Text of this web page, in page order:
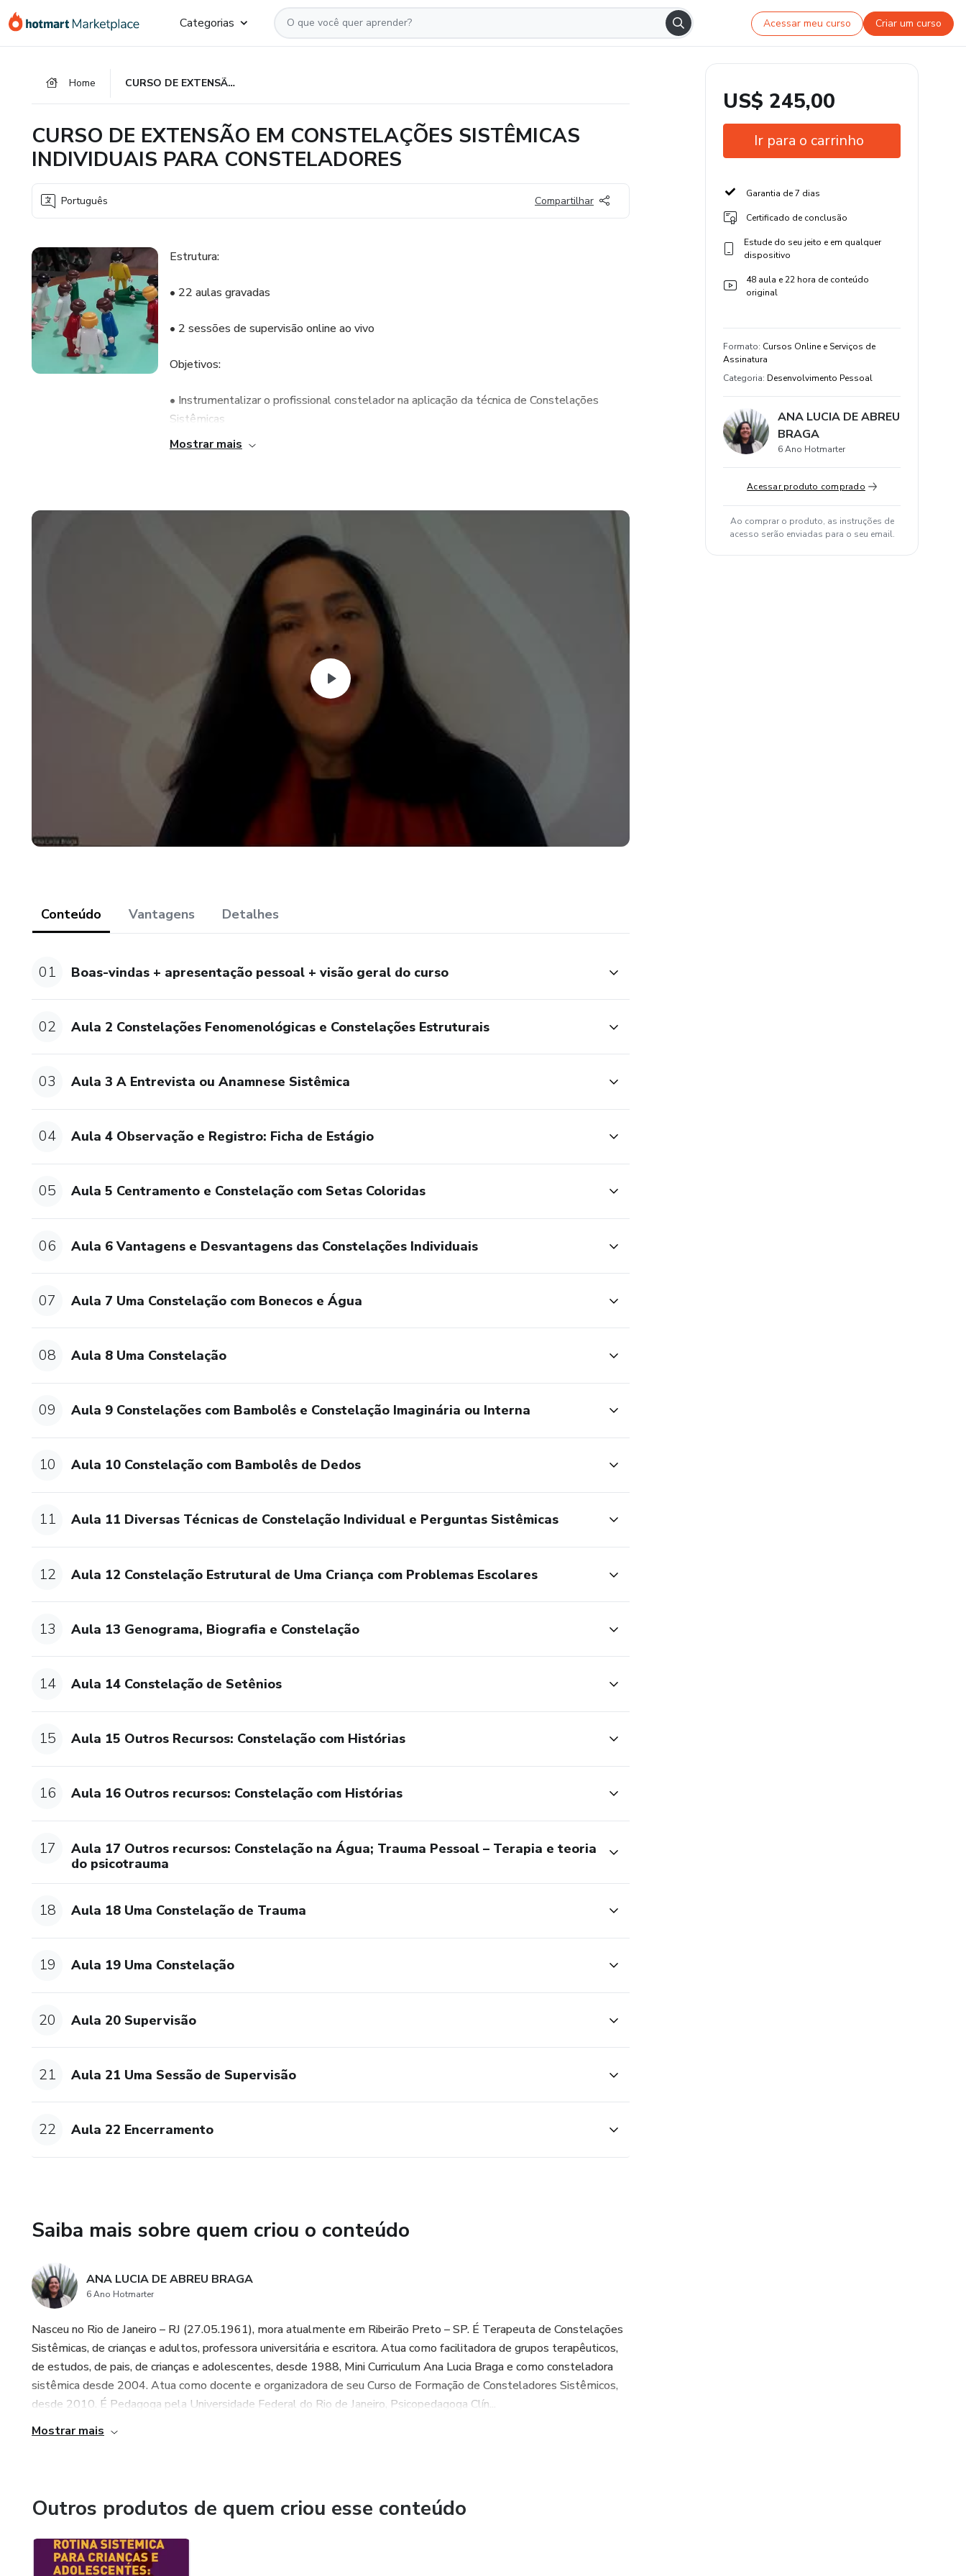
para
para
para
Categorias Acessar meu curso Criar um curso
Home CURSO DE EXTENSÃO EM CONSTELAÇÕES SISTÊMICAS INDIVIDUAIS PARA CONSTELADORES
CURSO DE EXTENSÃO EM CONSTELAÇÕES SISTÊMICAS
INDIVIDUAIS PARA CONSTELADORES
Português Compartilhar
Estrutura:
• 22 aulas gravadas
• 2 sessões de supervisão online ao vivo
Objetivos:
• Instrumentalizar o profissional constelador na aplicação da técnica de Constelações
Sistêmicas
Organizacionais, em consultório, com a utilização de bonecos ou figuras, utilizando
diferentes técnicas
Metodologia:
• Leituras orientadas
• Exercícios práticos - experimentação do conhecimento
• Várias constelações gravadas, com diferentes técnicas e temas
• Sugestão de Grupo de Estudos Orientado
• Textos disponíveis em PDF, em cada aula
• Participação em uma sessão de supervisão online, em grupo, com horário a ser combinado
Assuntos abordados:
• Entrevista sistêmica
• Diversas técnicas de constelações individuais: âncoras de chão, figuras, bonecos,
• Constelações para os alunos assistirem
• Atendimentos e supervisão
Depoimentos de Ex-Alunos:
Benefícios Concretos:
Já consegue fazer intervenções com segurança?
Mostrar mais
Conteúdo Vantagens Detalhes
01 Boas-vindas + apresentação pessoal + visão geral do curso
02 Aula 2 Constelações Fenomenológicas e Constelações Estruturais
03 Aula 3 A Entrevista ou Anamnese Sistêmica
04 Aula 4 Observação e Registro: Ficha de Estágio
05 Aula 5 Centramento e Constelação com Setas Coloridas
06 Aula 6 Vantagens e Desvantagens das Constelações Individuais
07 Aula 7 Uma Constelação com Bonecos e Água
08 Aula 8 Uma Constelação
09 Aula 9 Constelações com Bambolês e Constelação Imaginária ou Interna
10 Aula 10 Constelação com Bambolês de Dedos
11 Aula 11 Diversas Técnicas de Constelação Individual e Perguntas Sistêmicas
12 Aula 12 Constelação Estrutural de Uma Criança com Problemas Escolares
13 Aula 13 Genograma, Biografia e Constelação
14 Aula 14 Constelação de Setênios
15 Aula 15 Outros Recursos: Constelação com Histórias
16 ​Aula 16 Outros recursos: Constelação com Histórias
17
Aula 17 Outros recursos: Constelação na Água; Trauma Pessoal – Terapia e teoria
do psicotrauma
18 Aula 18 Uma Constelação de Trauma
19 Aula 19 Uma Constelação
20 Aula 20 Supervisão
21 Aula 21 Uma Sessão de Supervisão
22 Aula 22 Encerramento
Saiba mais sobre quem criou o conteúdo
ANA LUCIA DE ABREU BRAGA
6 Ano Hotmarter
Nasceu no Rio de Janeiro – RJ (27.05.1961), mora atualmente em Ribeirão Preto – SP. É Terapeuta de Constelações
Sistêmicas, de crianças e adultos, professora universitária e escritora. Atua como facilitadora de grupos terapêuticos,
de estudos, de pais, de crianças e adolescentes, desde 1988, Mini Curriculum Ana Lucia Braga e como consteladora
sistêmica desde 2004. Atua como docente e organizadora de seu Curso de Formação de Consteladores Sistêmicos,
desde 2010. É Pedagoga pela Universidade Federal do Rio de Janeiro, Psicopedagoga Clín...
Mostrar mais
Outros produtos de quem criou esse conteúdo
US$ 245,00
Ir para o carrinho
Garantia de 7 dias
Certificado de conclusão
Estude do seu jeito e em qualquer
dispositivo
48 aula e 22 hora de conteúdo
original
Formato: Cursos Online e Serviços de
Assinatura
Categoria: Desenvolvimento Pessoal
ANA LUCIA DE ABREU
BRAGA
6 Ano Hotmarter
Acessar produto comprado
Ao comprar o produto, as instruções de
acesso serão enviadas para o seu email.